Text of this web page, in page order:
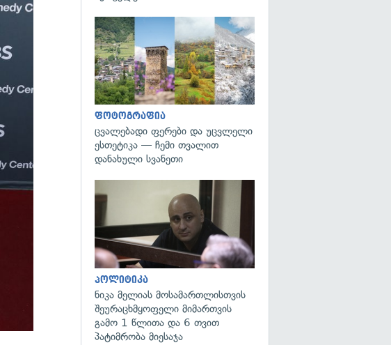
ფოტოგრაფია
ცვალებადი ფერები და უცვლელი
ესთეტიკა — ჩემი თვალით
დანახული სვანეთი
პოლიტიკა
ნიკა მელიას მოსამართლისთვის
შეურაცხმყოფელი მიმართვის
გამო 1 წლითა და 6 თვით
პატიმრობა მიესაჯა